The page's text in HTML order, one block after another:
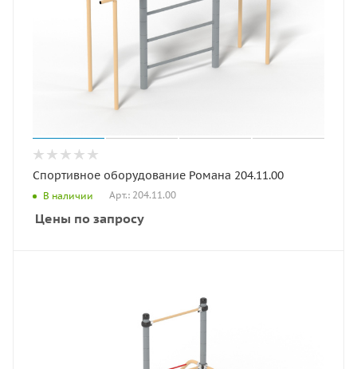
Спортивное оборудование Романа 204.11.00
В наличии Арт.: 204.11.00
Цены по запросу